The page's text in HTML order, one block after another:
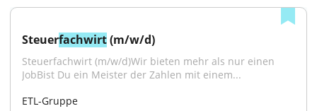
Steuerfachwirt (m/w/d)
Steuerfachwirt (m/w/d)Wir bieten mehr als nur einen
JobBist Du ein Meister der Zahlen mit einem...
ETL-Gruppe